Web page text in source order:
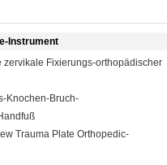
Instrument
zervikale Fixierungs-orthopädischer
Knochen-Bruch-
Trauma Plate Orthopedic-